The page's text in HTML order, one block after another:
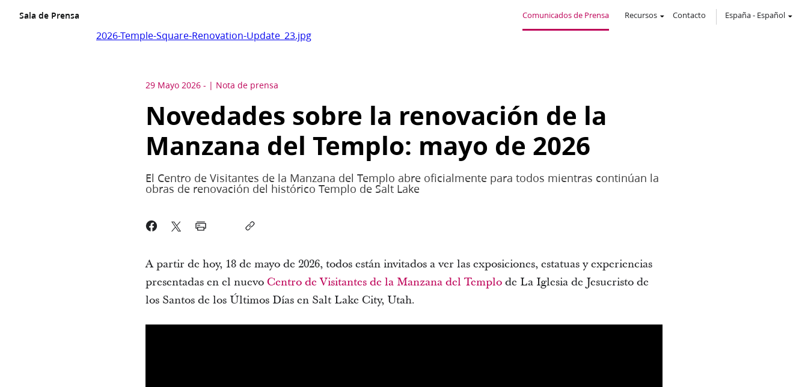
Sala de Prensa Comunicados de Prensa Recursos Contacto España- Español
2026-Temple-Square-Renovation-Update_23.jpg
29 Mayo 2026 - Nota de prensa
Novedades sobre la renovación de la
Manzana del Templo: mayo de 2026
El Centro de Visitantes de la Manzana del Templo abre oficialmente para todos mientras continúan la
obras de renovación del histórico Templo de Salt Lake
A partir de hoy, 18 de mayo de 2026, todos están invitados a ver las exposiciones, estatuas y experiencias
presentadas en el nuevo Centro de Visitantes de la Manzana del Templode La Iglesia de Jesucristo de
los Santos de los Últimos Días en Salt Lake City, Utah.